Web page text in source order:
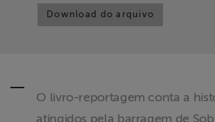
exclusivo para
newsletter
Download do arquivo
O livro-reportagem conta a
atingidos pela barragem de